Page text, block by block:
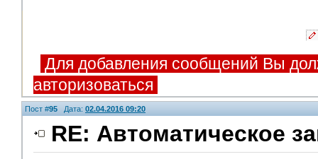
Для добавления сообщений Вы
авторизоваться
Пост #95 Дата: 02.04.2016 09:20
RE: Автоматическое